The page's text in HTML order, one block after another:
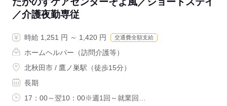
／介護夜勤専従
時給 1,251 円 ～ 1,420 円 交通費全額支給
ホームヘルパー（訪問介護等）
北秋田市 / 鷹ノ巣駅（徒歩15分）
長期
17：00～翌10：00※週1回～就業回…